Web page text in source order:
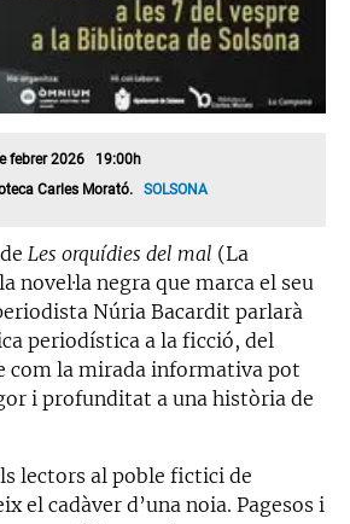
febrer 2026 19:00h
Carles Morató.SOLSONA
Les orquídies del mal (La
novel·la negra que marca el seu
Núria Bacardit parlarà
periodística a la ficció, del
com la mirada informativa pot
i profunditat a una història de
lectors al poble fictici de
el cadàver d’una noia. Pagesos i